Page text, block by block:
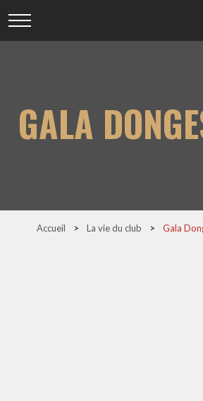
GALA
Accueil > La vie du club > Gala